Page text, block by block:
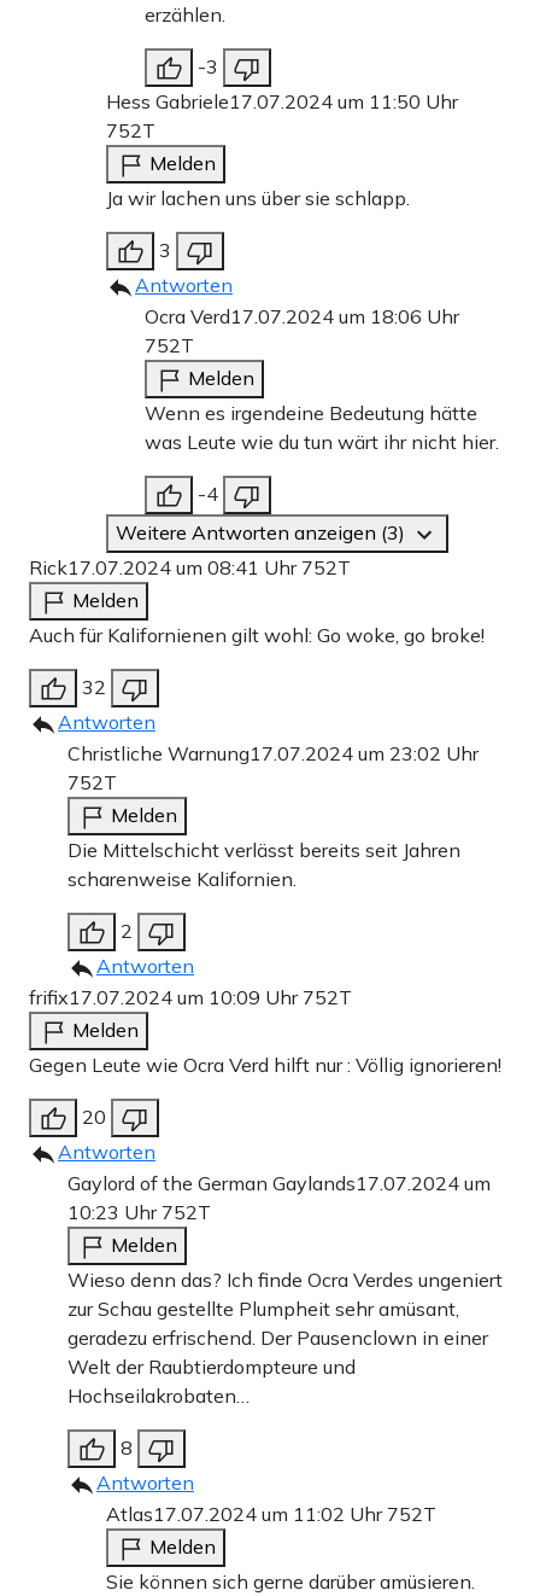
erzählen.
-3
Hess Gabriele17.07.2024 um 11:50 Uhr
752T
Melden
Ja wir lachen uns über sie schlapp.
3
Antworten
Ocra Verd17.07.2024 um 18:06 Uhr
752T
Melden
Wenn es irgendeine Bedeutung hätte
was Leute wie du tun wärt ihr nicht hier.
-4
Weitere Antworten anzeigen (3)
Rick17.07.2024 um 08:41 Uhr 752T
Melden
Auch für Kalifornienen gilt wohl: Go woke, go broke!
32
Antworten
Christliche Warnung17.07.2024 um 23:02 Uhr
752T
Melden
Die Mittelschicht verlässt bereits seit Jahren
scharenweise Kalifornien.
2
Antworten
frifix17.07.2024 um 10:09 Uhr 752T
Melden
Gegen Leute wie Ocra Verd hilft nur : Völlig ignorieren!
20
Antworten
Gaylord of the German Gaylands17.07.2024 um
10:23 Uhr 752T
Melden
Wieso denn das? Ich finde Ocra Verdes ungeniert
zur Schau gestellte Plumpheit sehr amüsant,
geradezu erfrischend. Der Pausenclown in einer
Welt der Raubtierdompteure und
Hochseilakrobaten…
8
Antworten
Atlas17.07.2024 um 11:02 Uhr 752T
Melden
Sie können sich gerne darüber amüsieren.